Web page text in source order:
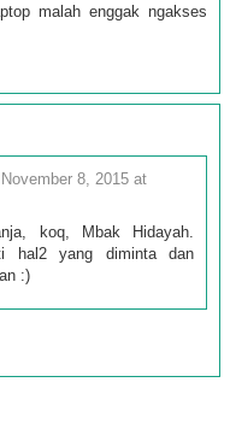
malah enggak ngakses
November 8, 2015 at
koq, Mbak Hidayah.
hal2 yang diminta dan
:)